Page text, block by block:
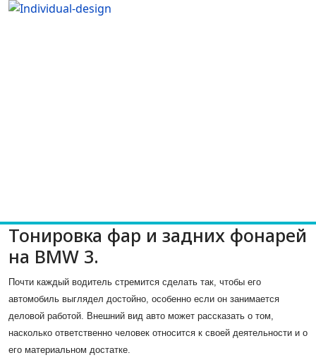
Тонировка фар и задних фонарей
на BMW 3.
Почти каждый водитель стремится сделать так, чтобы его
автомобиль выглядел достойно, особенно если он занимается
деловой работой. Внешний вид авто может рассказать о том,
насколько ответственно человек относится к своей деятельности и о
его материальном достатке.